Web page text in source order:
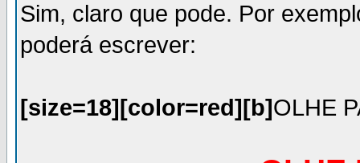
Sim, claro que pode. Por
poderá escrever:
[size=18][color=red][b]OLHE